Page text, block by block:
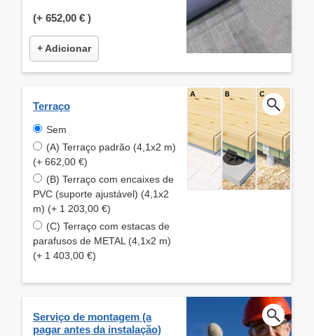
(+ 652,00 € )
+ Adicionar
Terraço
Sem
(A) Terraço padrão (4,1x2 m)
(+ 662,00 €)
(B) Terraço com encaixes de
PVC (suporte ajustável) (4,1x2
m) (+ 1 203,00 €)
(C) Terraço com estacas de
parafusos de METAL (4,1x2 m)
(+ 1 403,00 €)
Serviço de montagem (a
pagar antes da instalação)